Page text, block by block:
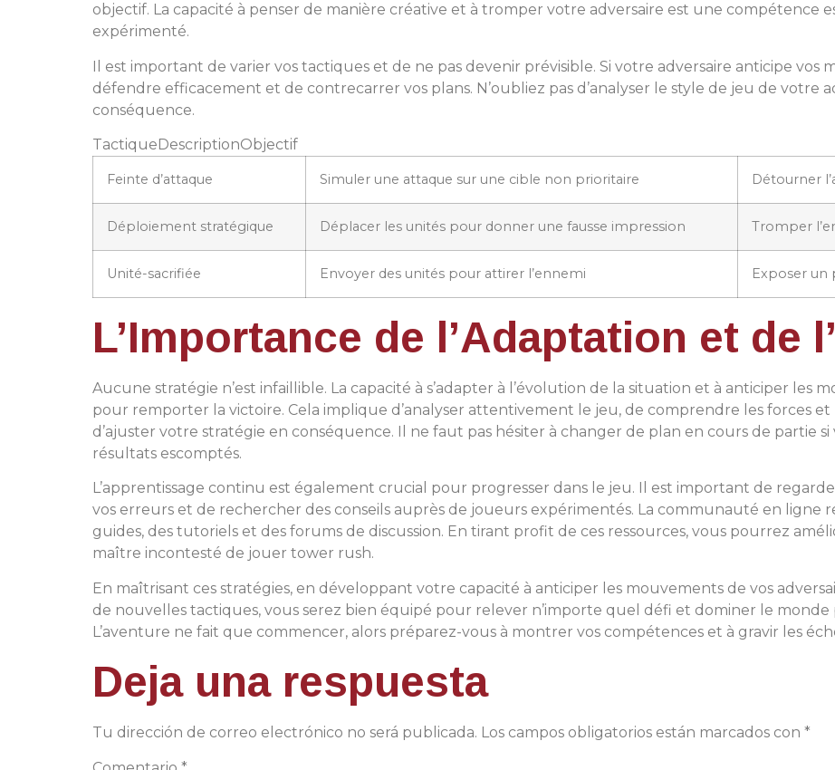
objectif. La capacité à penser de manière créative et à tromper votre adversaire est une compétence
expérimenté.
Il est important de varier vos tactiques et de ne pas devenir prévisible. Si votre adversaire anticipe vos
défendre efficacement et de contrecarrer vos plans. N’oubliez pas d’analyser le style de jeu de votre
conséquence.
TactiqueDescriptionObjectif
Feinte d’attaque Simuler une attaque sur une cible non prioritaire Détourner
Déploiement stratégique Déplacer les unités pour donner une fausse impression Tromper
Unité-sacrifiée Envoyer des unités pour attirer l’ennemi Exposer un
L’Importance de l’Adaptation et de
Aucune stratégie n’est infaillible. La capacité à s’adapter à l’évolution de la situation et à anticiper les
pour remporter la victoire. Cela implique d’analyser attentivement le jeu, de comprendre les forces et
d’ajuster votre stratégie en conséquence. Il ne faut pas hésiter à changer de plan en cours de partie
résultats escomptés.
L’apprentissage continu est également crucial pour progresser dans le jeu. Il est important de
vos erreurs et de rechercher des conseils auprès de joueurs expérimentés. La communauté en ligne
guides, des tutoriels et des forums de discussion. En tirant profit de ces ressources, vous pourrez
maître incontesté de jouer tower rush.
En maîtrisant ces stratégies, en développant votre capacité à anticiper les mouvements de vos
de nouvelles tactiques, vous serez bien équipé pour relever n’importe quel défi et dominer le
L’aventure ne fait que commencer, alors préparez-vous à montrer vos compétences et à gravir les
Deja una respuesta
Tu dirección de correo electrónico no será publicada. Los campos obligatorios están marcados con *